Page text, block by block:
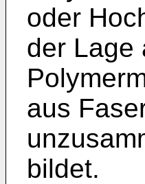
oder
der Lage
aus
bildet.